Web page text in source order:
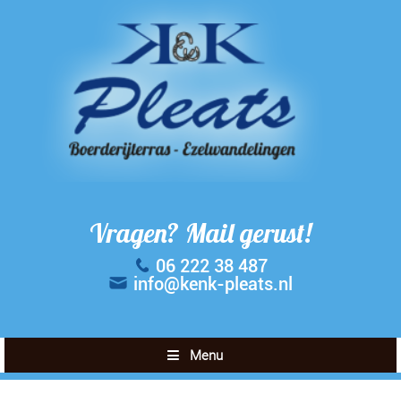
Vragen? Mail gerust!
06 222 38 487
info@kenk-pleats.nl
Menu